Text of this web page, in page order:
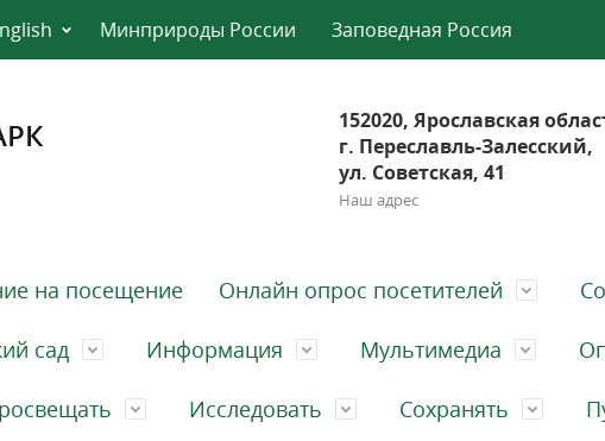
Минприроды России Заповедная Россия
152020, Ярославская
г. Переславль-Залесский,
ул. Советская, 41
Наш адрес
на посещение Онлайн опрос посетителей
сад Информация Мультимедиа
Исследовать Сохранять